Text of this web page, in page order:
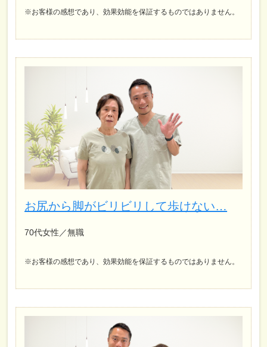
※お客様の感想であり、効果効能を保証するものではありません。
お尻から脚がビリビリして歩けない…
70代女性／無職
※お客様の感想であり、効果効能を保証するものではありません。